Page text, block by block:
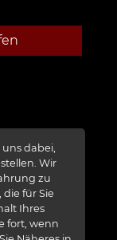
uns dabei,
Wir
zu
für Sie
Ihres
fort, wenn